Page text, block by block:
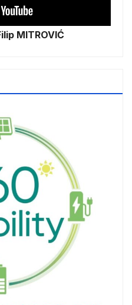
MITROVIĆ